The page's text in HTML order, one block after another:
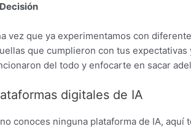
vez que ya experimentamos con
que cumplieron con tus
del todo y enfocarte en sacar
digitales de IA
conoces ninguna plataforma de IA, aquí